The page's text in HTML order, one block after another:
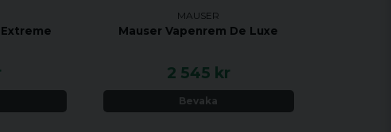
MAUSER
Mauser Vapenrem De Luxe
2 545 kr
Bevaka